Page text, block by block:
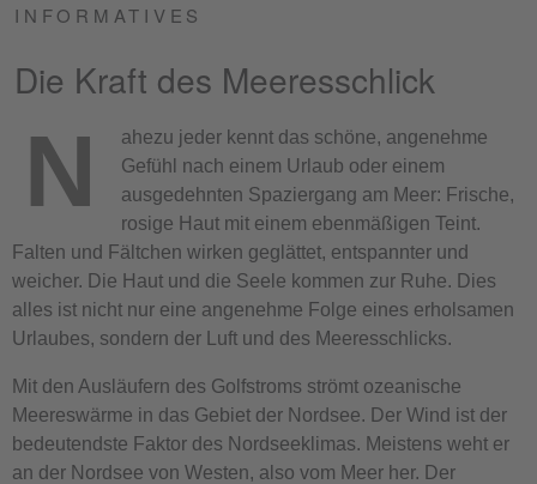
INFORMATIVES
Die Kraft des Meeresschlick
N
ahezu jeder kennt das schöne, angenehme
Gefühl nach einem Urlaub oder einem
ausgedehnten Spaziergang am Meer: Frische,
rosige Haut mit einem ebenmäßigen Teint.
Falten und Fältchen wirken geglättet, entspannter und
weicher. Die Haut und die Seele kommen zur Ruhe. Dies
alles ist nicht nur eine angenehme Folge eines erholsamen
Urlaubes, sondern der Luft und des Meeresschlicks.
Mit den Ausläufern des Golfstroms strömt ozeanische
Meereswärme in das Gebiet der Nordsee. Der Wind ist der
bedeutendste Faktor des Nordseeklimas. Meistens weht er
an der Nordsee von Westen, also vom Meer her. Der